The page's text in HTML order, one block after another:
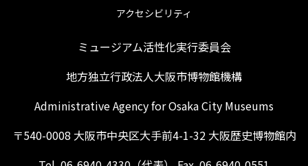
アクセシビリティ
ミュージアム活性化実行委員会
地方独立行政法人大阪市博物館機構
Administrative Agency for Osaka City Museums
〒540-0008 大阪市中央区大手前4-1-32 大阪歴史博物館内